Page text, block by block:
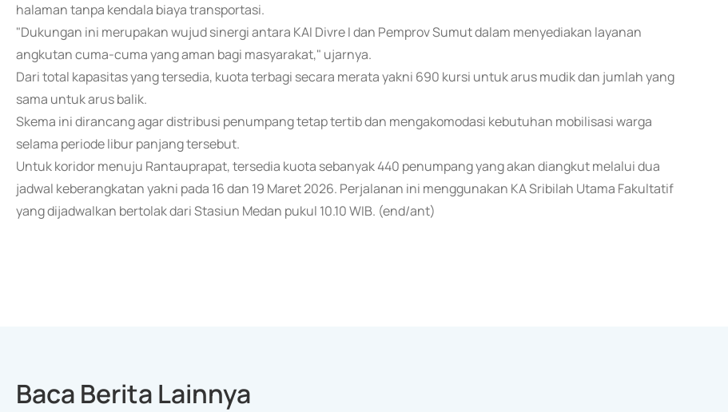
halaman tanpa kendala biaya transportasi.
"Dukungan ini merupakan wujud sinergi antara KAI Divre I dan Pemprov Sumut dalam menyediakan layanan
angkutan cuma-cuma yang aman bagi masyarakat," ujarnya.
Dari total kapasitas yang tersedia, kuota terbagi secara merata yakni 690 kursi untuk arus mudik dan jumlah yang
sama untuk arus balik.
Skema ini dirancang agar distribusi penumpang tetap tertib dan mengakomodasi kebutuhan mobilisasi warga
selama periode libur panjang tersebut.
Untuk koridor menuju Rantauprapat, tersedia kuota sebanyak 440 penumpang yang akan diangkut melalui dua
jadwal keberangkatan yakni pada 16 dan 19 Maret 2026. Perjalanan ini menggunakan KA Sribilah Utama Fakultatif
yang dijadwalkan bertolak dari Stasiun Medan pukul 10.10 WIB. (end/ant)
Baca Berita Lainnya